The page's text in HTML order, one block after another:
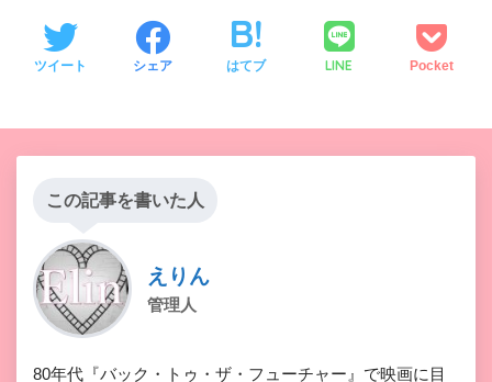
ツイート シェア はてブ LINE Pocket
この記事を書いた人
えりん
管理人
80年代『バック・トゥ・ザ・フューチャー』で映画に目